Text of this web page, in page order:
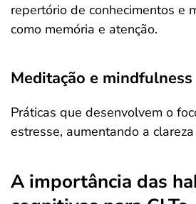
repertório de conhecimentos e
como memória e atenção.
Meditação e mindfulness
Práticas que desenvolvem o
estresse, aumentando a
A importância das